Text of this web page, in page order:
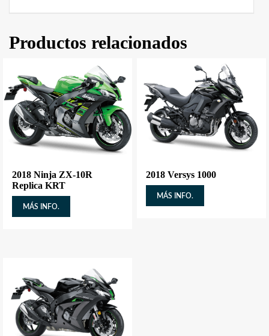
Productos relacionados
2018 Ninja ZX-10R
Replica KRT
MÁS INFO.
2018 Versys 1000
MÁS INFO.